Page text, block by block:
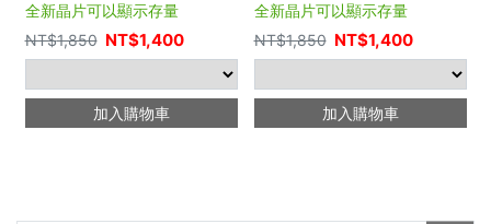
全新晶片可以顯示存量
NT$1,850 NT$1,400
加入購物車
全新晶片可以顯示存量
NT$1,850 NT$1,400
加入購物車